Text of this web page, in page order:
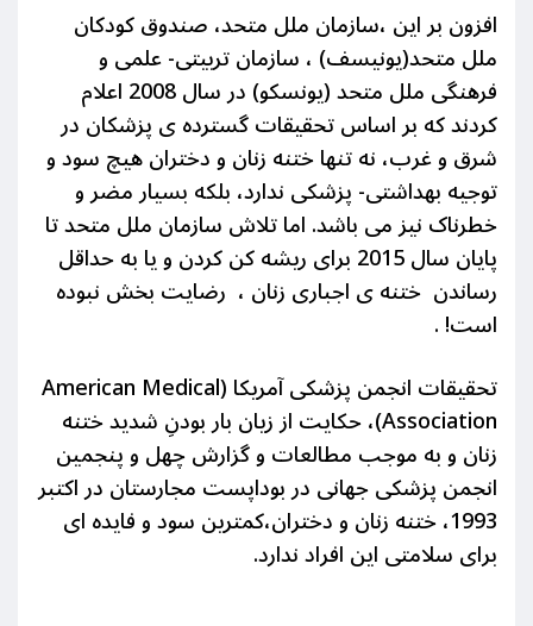
افزون بر این ،سازمان ملل متحد، صندوق کودکان
ملل متحد(یونیسف) ، سازمان تربیتی- علمی و
فرهنگی ملل متحد (یونسکو) در سال 2008 اعلام
کردند که بر اساس تحقیقات گسترده ی پزشکان در
شرق و غرب، نه تنها ختنه زنان و دختران هیچ سود و
توجیه بهداشتی- پزشکی ندارد، بلکه بسیار مضر و
خطرناک نیز می باشد. اما تلاش سازمان ملل متحد تا
پایان سال 2015 برای ریشه کن کردن و یا به حداقل
رساندن ختنه ی اجباری زنان ، رضایت بخش نبوده
است! .
تحقیقات انجمن پزشکی آمریکا (American Medical
Association)، حکایت از زیان بار بودنِ شدید ختنه
زنان و به موجب مطالعات و گزارش چهل و پنجمین
انجمن پزشکی جهانی در بوداپست مجارستان در اکتبر
1993، ختنه زنان و دختران،کمترین سود و فایده ای
برای سلامتی این افراد ندارد.